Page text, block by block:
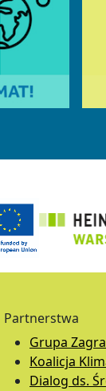
Partnerstwa
Grupa
Koalicja
Dialog ds.